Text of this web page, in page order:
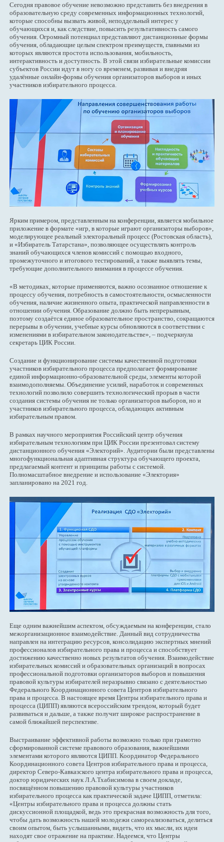
Сегодня правовое обучение невозможно представить без внедрения в
образовательную среду современных информационных технологий,
которые способны вызвать живой, неподдельный интерес у
обучающихся и, как следствие, повысить результативность самого
обучения. Огромный потенциал представляют дистанционные формы
обучения, обладающие целым спектром преимуществ, главными из
которых являются простота использования, мобильность,
интерактивность и доступность. В этой связи избирательные комиссии
субъектов России идут в ногу со временем, развивая и внедряя
удалённые онлайн-формы обучения организаторов выборов и иных
участников избирательного процесса.
Ярким примером, представленным на конференции, является мобильное
приложение в формате «игр, в которые играют организаторы выборов»,
моделирующее реальный электоральный процесс (Ростовская область),
и «Избиратель Татарстана», позволяющее осуществлять контроль
знаний обучающихся членов комиссий с помощью входного,
промежуточного и итогового тестирований, а также выявлять темы,
требующие дополнительного внимания в процессе обучения.
«В методиках, которые применяются, важно осознанное отношение к
процессу обучения, потребность в самостоятельности, осмысленности
обучения, наличие жизненного опыта, практической направленности в
отношении обучения. Образование должно быть непрерывным,
поэтому создаётся единое образовательное пространство, сокращаются
перерывы в обучении, учебные курсы обновляются в соответствии с
изменениями в избирательном законодательстве», – подчеркнула
секретарь ЦИК России.
Создание и функционирование системы качественной подготовки
участников избирательного процесса предполагает формирование
единой информационно-образовательной среды, элементы которой
взаимодополняемы. Объединение усилий, наработок и современных
технологий позволило совершить технологический прорыв в части
создания системы обучения не только организаторов выборов, но и
участников избирательного процесса, обладающих активным
избирательным правом.
В рамках научного мероприятия Российский центр обучения
избирательным технологиям при ЦИК России презентовал систему
дистанционного обучения «Электорий». Аудитории были представлены
многофункциональная адаптивная структура обучающего проекта,
предлагаемый контент и принципы работы с системой.
Полномасштабное внедрение и использование «Электория»
запланировано на 2021 год.
Еще одним важнейшим аспектом, обсуждаемым на конференции, стало
межорганизационное взаимодействие. Данный вид сотрудничества
направлен на интеграцию ресурсов, консолидацию экспертных мнений
профессионалов избирательного права и процесса и способствует
достижению качественно новых результатов обучения. Взаимодействие
избирательных комиссий и образовательных организаций в вопросах
профессиональной подготовки организаторов выборов и повышения
правовой культуры избирателей неразрывно связано с деятельностью
Федерального Координационного совета Центров избирательного
права и процесса. В настоящее время Центры избирательного права и
процесса (ЦИПП) являются всероссийским трендом, который будет
развиваться и дальше, а также получит широкое распространение в
самой ближайшей перспективе.
Выстраивание эффективной работы возможно только при грамотно
сформированной системе правового образования, важнейшими
элементами которого являются ЦИПП. Координатор Федерального
Координационного совета Центров избирательного права и процесса,
директор Северо-Кавказского центра избирательного права и процесса,
доктор юридических наук Л.А.Тхабисимова в своем докладе,
посвящённом повышению правовой культуры участников
избирательного процесса как практической задаче ЦИПП, отметила:
«Центры избирательного права и процесса должны стать
дискуссионной площадкой, ведь это прекрасная возможность для того,
чтобы дать возможность нашей молодежи самореализоваться, делиться
своим опытом, быть услышанными, видеть, что их мысли, их идеи
находят свое отражение на практике. Надеемся, что Центры